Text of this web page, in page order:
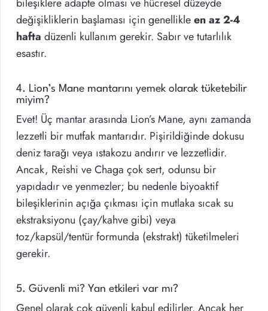
değişikliklerin başlaması için genellikleen az 2-4
hafta düzenli kullanım gerekir. Sabır ve tutarlılık
esastır.
4. Lion’s Mane mantarını yemek olarak tüketebilir
miyim?
Evet! Üç mantar arasında Lion’s Mane, aynı zamanda
lezzetli bir mutfak mantarıdır. Pişirildiğinde dokusu
deniz tarağı veya ıstakozu andırır ve lezzetlidir.
Ancak, Reishi ve Chaga çok sert, odunsu bir
yapıdadır ve yenmezler; bu nedenle biyoaktif
bileşiklerinin açığa çıkması için mutlaka sıcak su
ekstraksiyonu (çay/kahve gibi) veya
toz/kapsül/tentür formunda (ekstrakt) tüketilmeleri
gerekir.
5. Güvenli mi? Yan etkileri var mı?
Genel olarak çok güvenli kabul edilirler. Ancak her